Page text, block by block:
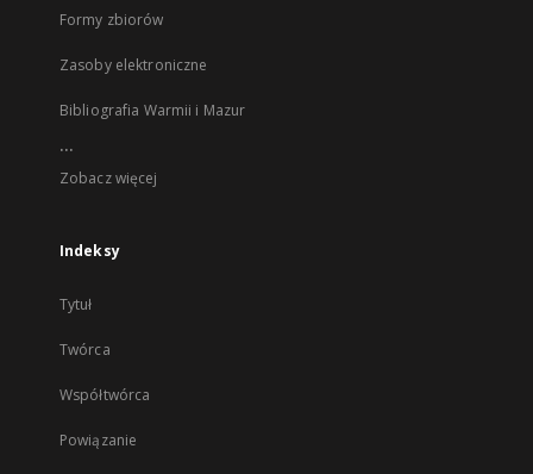
Formy zbiorów
Zasoby elektroniczne
Bibliografia Warmii i Mazur
...
Zobacz więcej
Indeksy
Tytuł
Twórca
Współtwórca
Powiązanie